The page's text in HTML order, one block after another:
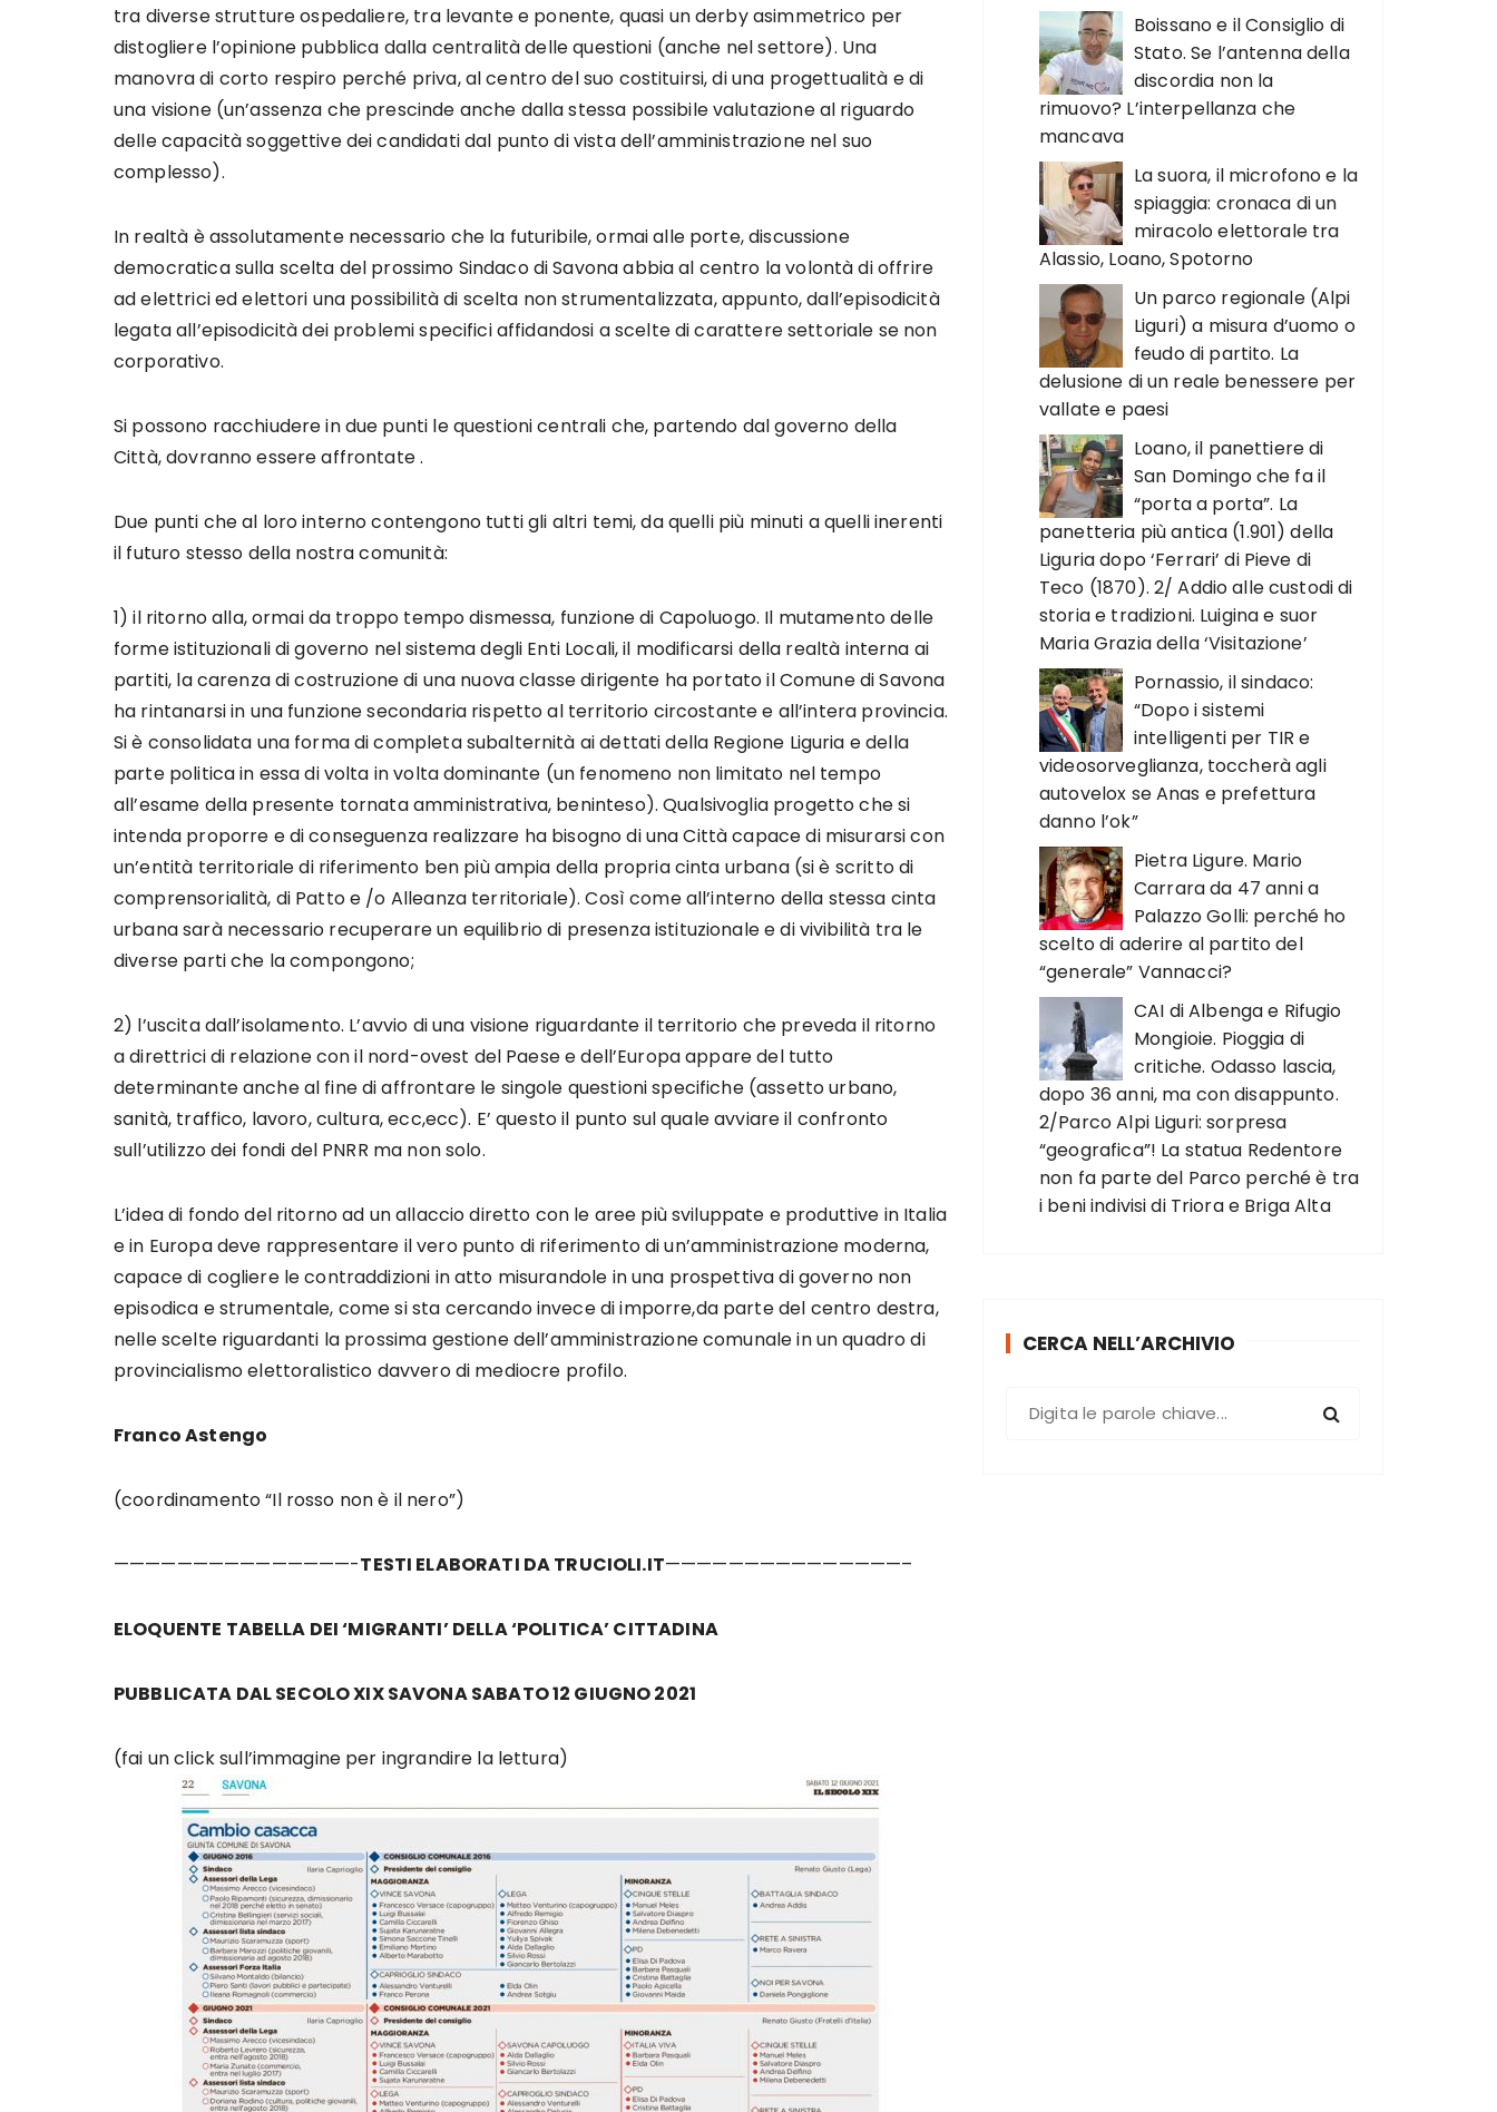
tra diverse strutture ospedaliere, tra levante e ponente, quasi un derby asimmetrico per
distogliere l’opinione pubblica dalla centralità delle questioni (anche nel settore). Una
manovra di corto respiro perché priva, al centro del suo costituirsi, di una progettualità e di
una visione (un’assenza che prescinde anche dalla stessa possibile valutazione al riguardo
delle capacità soggettive dei candidati dal punto di vista dell’amministrazione nel suo
complesso).
In realtà è assolutamente necessario che la futuribile, ormai alle porte, discussione
democratica sulla scelta del prossimo Sindaco di Savona abbia al centro la volontà di offrire
ad elettrici ed elettori una possibilità di scelta non strumentalizzata, appunto, dall’episodicità
legata all’episodicità dei problemi specifici affidandosi a scelte di carattere settoriale se non
corporativo.
Si possono racchiudere in due punti le questioni centrali che, partendo dal governo della
Città, dovranno essere affrontate .
Due punti che al loro interno contengono tutti gli altri temi, da quelli più minuti a quelli inerenti
il futuro stesso della nostra comunità:
1) il ritorno alla, ormai da troppo tempo dismessa, funzione di Capoluogo. Il mutamento delle
forme istituzionali di governo nel sistema degli Enti Locali, il modificarsi della realtà interna ai
partiti, la carenza di costruzione di una nuova classe dirigente ha portato il Comune di Savona
ha rintanarsi in una funzione secondaria rispetto al territorio circostante e all’intera provincia.
Si è consolidata una forma di completa subalternità ai dettati della Regione Liguria e della
parte politica in essa di volta in volta dominante (un fenomeno non limitato nel tempo
all’esame della presente tornata amministrativa, beninteso). Qualsivoglia progetto che si
intenda proporre e di conseguenza realizzare ha bisogno di una Città capace di misurarsi con
un’entità territoriale di riferimento ben più ampia della propria cinta urbana (si è scritto di
comprensorialità, di Patto e /o Alleanza territoriale). Così come all’interno della stessa cinta
urbana sarà necessario recuperare un equilibrio di presenza istituzionale e di vivibilità tra le
diverse parti che la compongono;
2) l’uscita dall’isolamento. L’avvio di una visione riguardante il territorio che preveda il ritorno
a direttrici di relazione con il nord-ovest del Paese e dell’Europa appare del tutto
determinante anche al fine di affrontare le singole questioni specifiche (assetto urbano,
sanità, traffico, lavoro, cultura, ecc,ecc). E’ questo il punto sul quale avviare il confronto
sull’utilizzo dei fondi del PNRR ma non solo.
L’idea di fondo del ritorno ad un allaccio diretto con le aree più sviluppate e produttive in Italia
e in Europa deve rappresentare il vero punto di riferimento di un’amministrazione moderna,
capace di cogliere le contraddizioni in atto misurandole in una prospettiva di governo non
episodica e strumentale, come si sta cercando invece di imporre,da parte del centro destra,
nelle scelte riguardanti la prossima gestione dell’amministrazione comunale in un quadro di
provincialismo elettoralistico davvero di mediocre profilo.
Franco Astengo
(coordinamento “Il rosso non è il nero”)
———————————————-TESTI ELABORATI DA TRUCIOLI.IT———————————————–
ELOQUENTE TABELLA DEI ‘MIGRANTI’ DELLA ‘POLITICA’ CITTADINA
PUBBLICATA DAL SECOLO XIX SAVONA SABATO 12 GIUGNO 2021
(fai un click sull’immagine per ingrandire la lettura)
Boissano e il Consiglio di
Stato. Se l’antenna della
discordia non la
rimuovo? L’interpellanza che
mancava
La suora, il microfono e la
spiaggia: cronaca di un
miracolo elettorale tra
Alassio, Loano, Spotorno
Un parco regionale (Alpi
Liguri) a misura d’uomo o
feudo di partito. La
delusione di un reale benessere per
vallate e paesi
Loano, il panettiere di
San Domingo che fa il
“porta a porta”. La
panetteria più antica (1.901) della
Liguria dopo ‘Ferrari’ di Pieve di
Teco (1870). 2/ Addio alle custodi di
storia e tradizioni. Luigina e suor
Maria Grazia della ‘Visitazione’
Pornassio, il sindaco:
“Dopo i sistemi
intelligenti per TIR e
videosorveglianza, toccherà agli
autovelox se Anas e prefettura
danno l’ok”
Pietra Ligure. Mario
Carrara da 47 anni a
Palazzo Golli: perché ho
scelto di aderire al partito del
“generale” Vannacci?
CAI di Albenga e Rifugio
Mongioie. Pioggia di
critiche. Odasso lascia,
dopo 36 anni, ma con disappunto.
2/Parco Alpi Liguri: sorpresa
“geografica”! La statua Redentore
non fa parte del Parco perché è tra
i beni indivisi di Triora e Briga Alta
CERCA NELL’ARCHIVIO